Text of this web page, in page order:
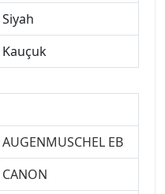
Siyah
Kauçuk
AUGENMUSCHEL EB
CANON